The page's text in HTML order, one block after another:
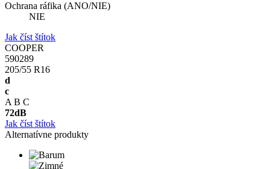
Ochrana ráfika (ANO/NIE)
NIE
Jak číst štítok
COOPER
590289
205/55 R16
d
c
A B C
72dB
Jak číst štítok
Alternatívne produkty